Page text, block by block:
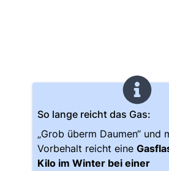
So lange reicht das Gas:
„Grob überm Daumen“ und
Vorbehalt reicht eine
Kilo im Winter bei einer